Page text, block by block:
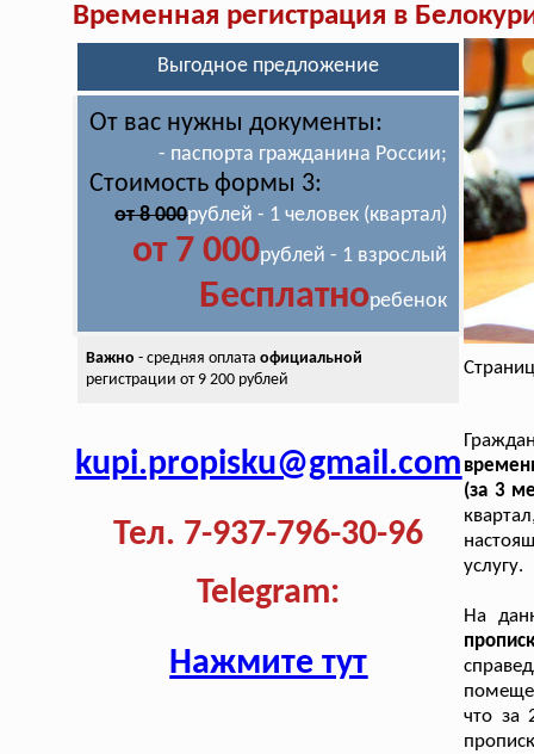
Временная регистрация в
Выгодное предложение
От вас нужны документы:
- паспорта гражданина России;
Стоимость формы 3:
от 8 000рублей - 1 человек (квартал)
от 7 000рублей - 1 взрослый
Бесплатноребенок
Важно - средняя оплата официальной
регистрации от 9 200 рублей
kupi.propisku@gmail.com
Тел. 7-937-796-30-96
Telegram:
Нажмите тут
(за 3
услугу.
На
что за